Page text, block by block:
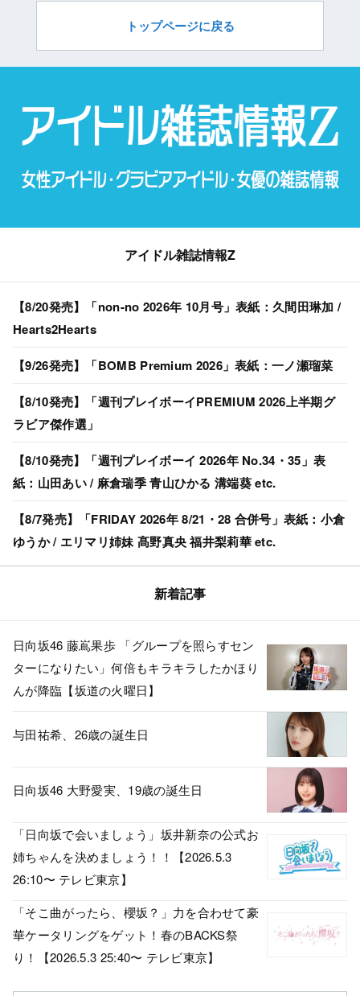
トップページに戻る
アイドル雑誌情報Z
【8/20発売】「non-no 2026年 10月号」表紙：久間田琳加 /
Hearts2Hearts
【9/26発売】「BOMB Premium 2026」表紙：一ノ瀬瑠菜
【8/10発売】「週刊プレイボーイPREMIUM 2026上半期グ
ラビア傑作選」
【8/10発売】「週刊プレイボーイ 2026年 No.34・35」表
紙：山田あい / 麻倉瑞季 青山ひかる 溝端葵 etc.
【8/7発売】「FRIDAY 2026年 8/21・28 合併号」表紙：小倉
ゆうか / エリマリ姉妹 髙野真央 福井梨莉華 etc.
新着記事
日向坂46 藤嶌果歩 「グループを照らすセン
ターになりたい」何倍もキラキラしたかほり
んが降臨【坂道の火曜日】
与田祐希、26歳の誕生日
日向坂46 大野愛実、19歳の誕生日
「日向坂で会いましょう」坂井新奈の公式お
姉ちゃんを決めましょう！！【2026.5.3
26:10〜 テレビ東京】
「そこ曲がったら、櫻坂？」力を合わせて豪
華ケータリングをゲット！春のBACKS祭
り！【2026.5.3 25:40〜 テレビ東京】